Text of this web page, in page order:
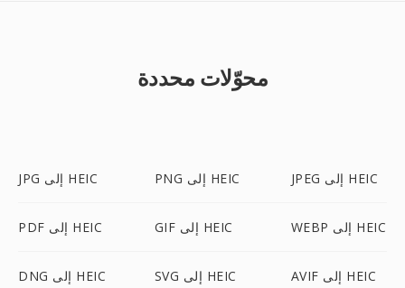
محوّلات محددة
JPG إلى HEIC PNG إلى HEIC JPEG إلى HEIC
PDF إلى HEIC GIF إلى HEIC WEBP إلى HEIC
DNG إلى HEIC SVG إلى HEIC AVIF إلى HEIC